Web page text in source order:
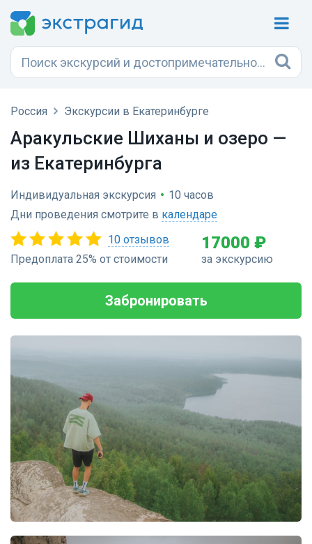
Россия Экскурсии в Екатеринбурге
Аракульские Шиханы и озеро —
из Екатеринбурга
Индивидуальная экскурсия • 10 часов
Дни проведения смотрите в календаре
10 отзывов
Предоплата 25% от стоимости
17000 ₽
за экскурсию
Забронировать